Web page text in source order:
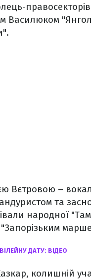
Василюком
Вєтровою –
та
народної
"Запорізьким
ДАТУ: ВІДЕО
колишній